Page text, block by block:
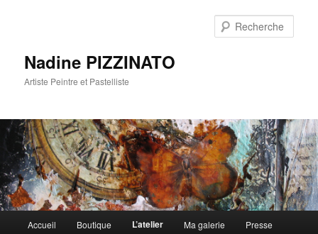
Nadine PIZZINATO
Artiste Peintre et Pastelliste
Aller
Aller
Accueil Boutique L’atelier Ma galerie Presse